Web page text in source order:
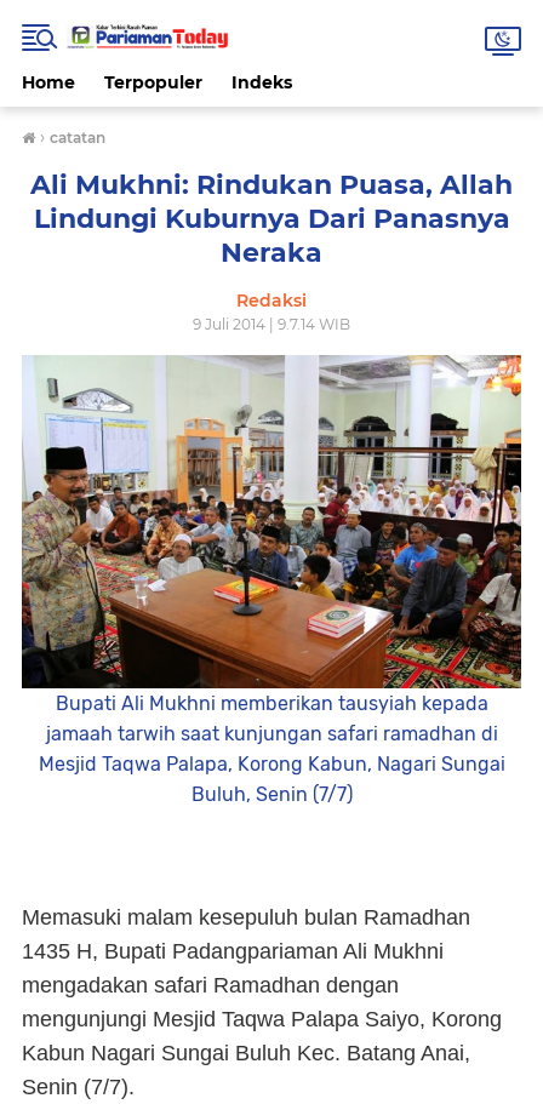
Home Terpopuler Indeks
› catatan
Ali Mukhni: Rindukan Puasa, Allah
Lindungi Kuburnya Dari Panasnya
Neraka
Redaksi
9 Juli 2014 | 9.7.14 WIB
Bupati Ali Mukhni memberikan tausyiah kepada
jamaah tarwih saat kunjungan safari ramadhan di
Mesjid Taqwa Palapa, Korong Kabun, Nagari Sungai
Buluh, Senin (7/7)
Memasuki malam kesepuluh bulan Ramadhan
1435 H, Bupati Padangpariaman Ali Mukhni
mengadakan safari Ramadhan dengan
mengunjungi Mesjid Taqwa Palapa Saiyo, Korong
Kabun Nagari Sungai Buluh Kec. Batang Anai,
Senin (7/7).